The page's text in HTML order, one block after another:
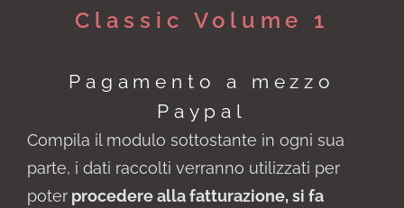
Classic Volume 1
Pagamento a mezzo
Paypal
Compila il modulo sottostante in ogni sua
parte, i dati raccolti verranno utilizzati per
poter procedere alla fatturazione, si fa